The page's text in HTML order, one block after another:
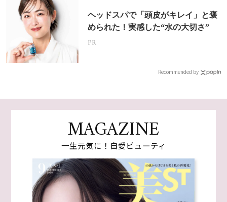
ヘッドスパで「頭皮がキレイ」と褒
められた！実感した“水の大切さ”
PR
Recommended by
MAGAZINE
一生元気に！自愛ビューティ